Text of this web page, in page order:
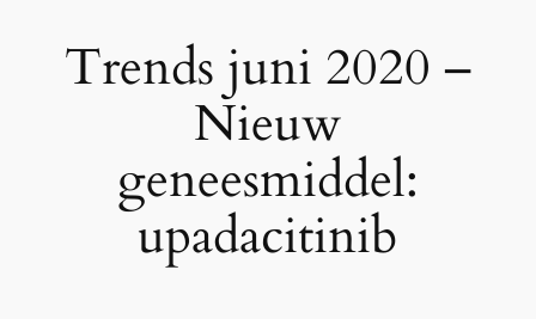
Trends juni 2020 –
Nieuw
geneesmiddel:
upadacitinib